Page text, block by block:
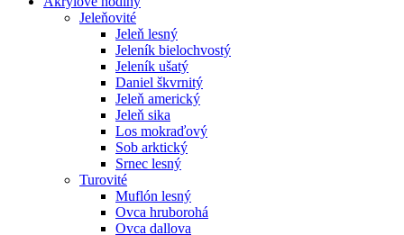
Jeleňovité
Jeleň lesný
Jeleník bielochvostý
Jeleník ušatý
Daniel škvrnitý
Jeleň americký
Jeleň sika
Los mokraďový
Sob arktický
Srnec lesný
Turovité
Muflón lesný
Ovca hruborohá
Ovca dallova